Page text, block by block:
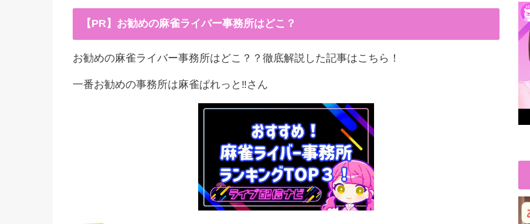
【PR】お勧めの麻雀ライバー事務所はどこ？
お勧めの麻雀ライバー事務所はどこ？？徹底解説した記事はこちら！
一番お勧めの事務所は麻雀ぱれっと‼︎さん